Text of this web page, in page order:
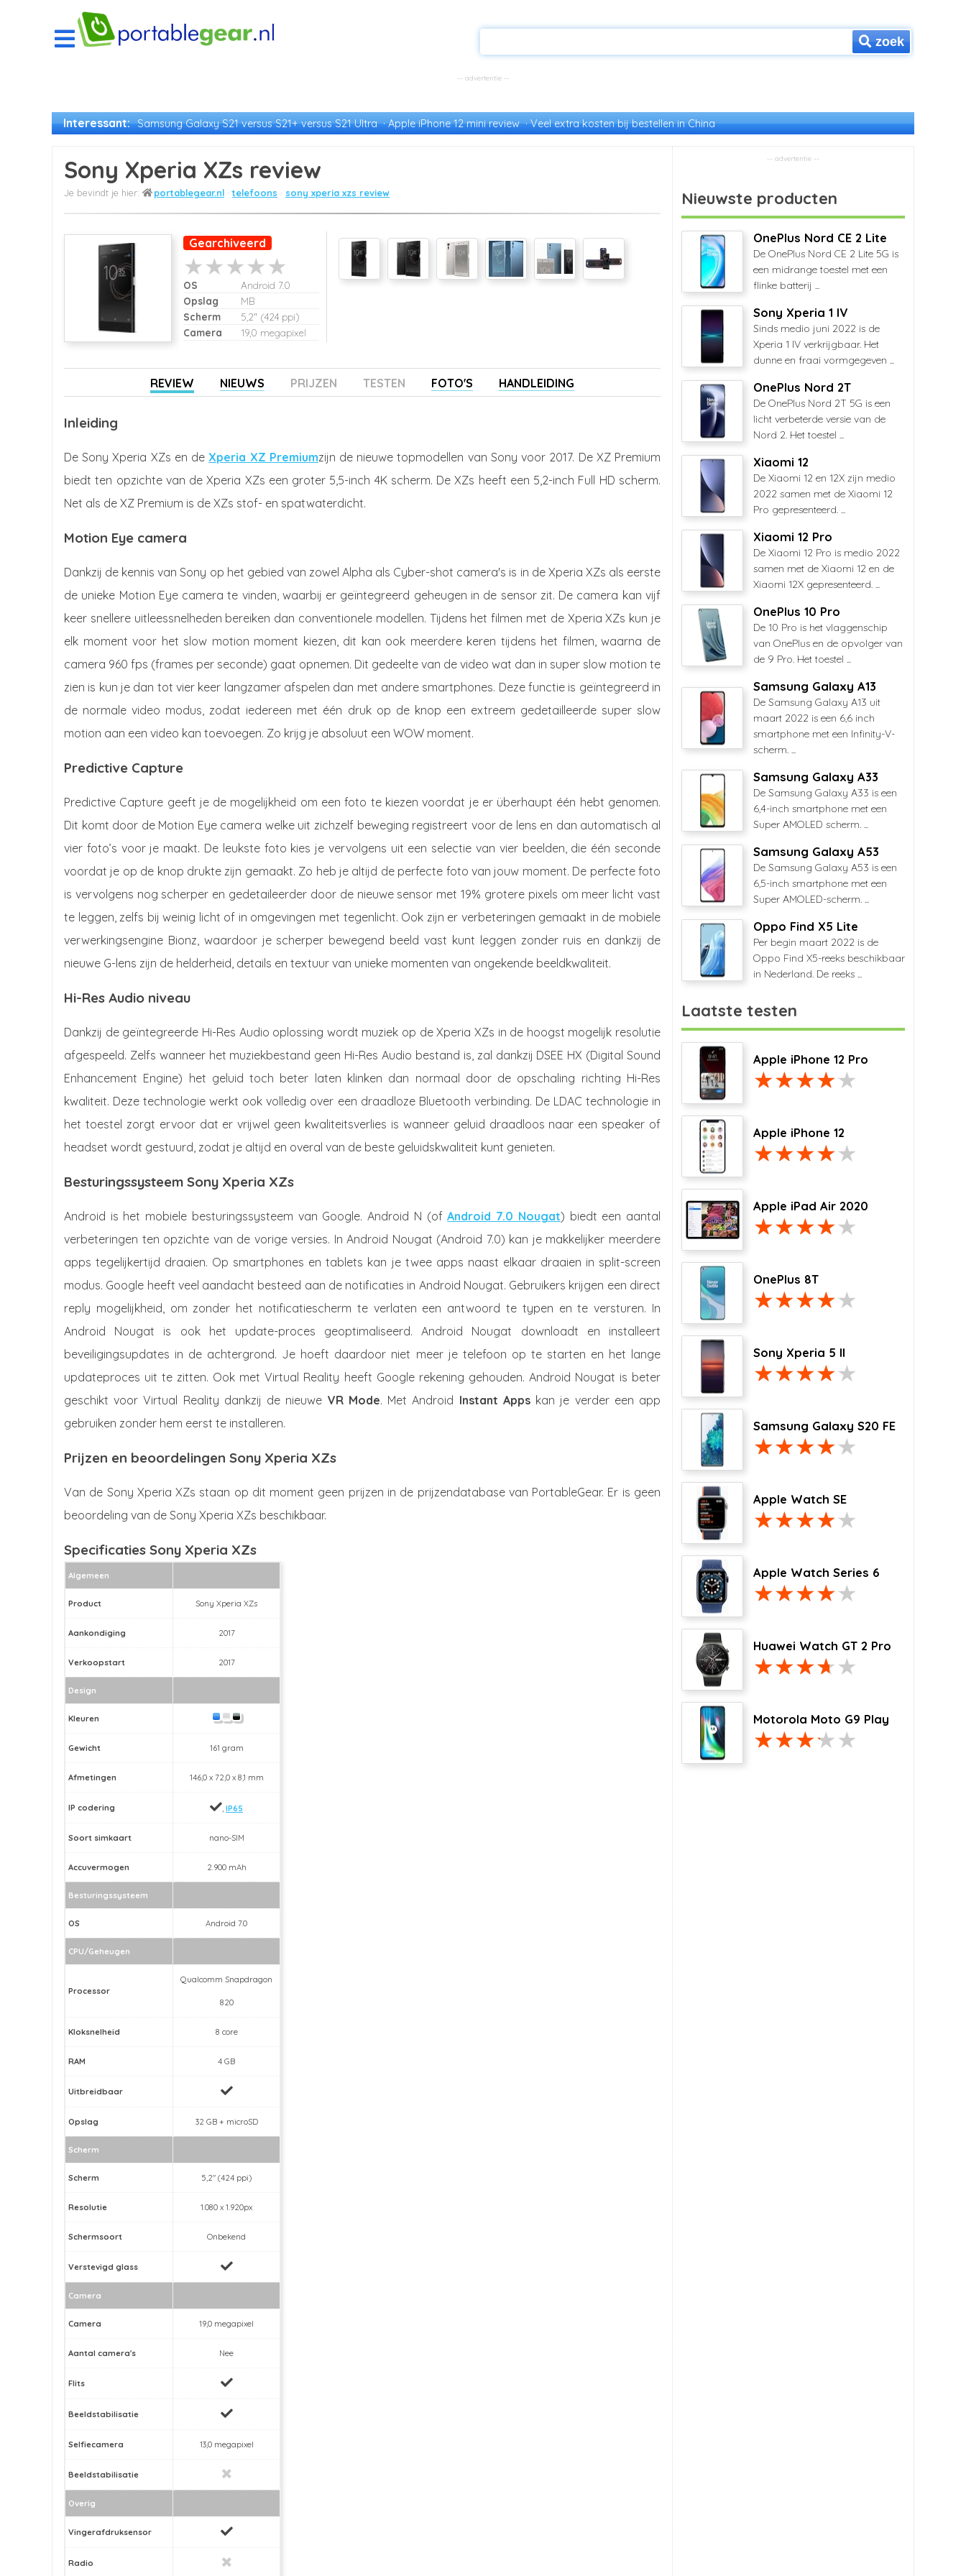
zoek
Interessant: Samsung Galaxy S21 versus S21+ versus S21 Ultra Apple iPhone 12 mini review Veel extra kosten bij bestellen in China
Sony Xperia XZs review
portablegear.nl telefoons sony xperia xzs review
Gearchiveerd
OS
Android 7.0
Opslag
MB
Scherm
5,2" (424 ppi)
Camera
19,0 megapixel
REVIEW NIEUWS PRIJZEN TESTEN FOTO'S HANDLEIDING
Inleiding
De Sony Xperia XZs en de Xperia XZ Premiumzijn de nieuwe topmodellen van Sony voor 2017. De XZ Premium
biedt ten opzichte van de Xperia XZs een groter 5,5-inch 4K scherm. De XZs heeft een 5,2-inch Full HD scherm.
Net als de XZ Premium is de XZs stof- en spatwaterdicht.
Motion Eye camera
Dankzij de kennis van Sony op het gebied van zowel Alpha als Cyber-shot camera's is in de Xperia XZs als eerste
de unieke Motion Eye camera te vinden, waarbij er geïntegreerd geheugen in de sensor zit. De camera kan vijf
keer snellere uitleessnelheden bereiken dan conventionele modellen. Tijdens het filmen met de Xperia XZs kun je
elk moment voor het slow motion moment kiezen, dit kan ook meerdere keren tijdens het filmen, waarna de
camera 960 fps (frames per seconde) gaat opnemen. Dit gedeelte van de video wat dan in super slow motion te
zien is kun je dan tot vier keer langzamer afspelen dan met andere smartphones. Deze functie is geïntegreerd in
de normale video modus, zodat iedereen met één druk op de knop een extreem gedetailleerde super slow
motion aan een video kan toevoegen. Zo krijg je absoluut een WOW moment.
Predictive Capture
Predictive Capture geeft je de mogelijkheid om een foto te kiezen voordat je er überhaupt één hebt genomen.
Dit komt door de Motion Eye camera welke uit zichzelf beweging registreert voor de lens en dan automatisch al
vier foto’s voor je maakt. De leukste foto kies je vervolgens uit een selectie van vier beelden, die één seconde
voordat je op de knop drukte zijn gemaakt. Zo heb je altijd de perfecte foto van jouw moment. De perfecte foto
is vervolgens nog scherper en gedetaileerder door de nieuwe sensor met 19% grotere pixels om meer licht vast
te leggen, zelfs bij weinig licht of in omgevingen met tegenlicht. Ook zijn er verbeteringen gemaakt in de mobiele
verwerkingsengine Bionz, waardoor je scherper bewegend beeld vast kunt leggen zonder ruis en dankzij de
nieuwe G-lens zijn de helderheid, details en textuur van unieke momenten van ongekende beeldkwaliteit.
Hi-Res Audio niveau
Dankzij de geïntegreerde Hi-Res Audio oplossing wordt muziek op de Xperia XZs in de hoogst mogelijk resolutie
afgespeeld. Zelfs wanneer het muziekbestand geen Hi-Res Audio bestand is, zal dankzij DSEE HX (Digital Sound
Enhancement Engine) het geluid toch beter laten klinken dan normaal door de opschaling richting Hi-Res
kwaliteit. Deze technologie werkt ook volledig over een draadloze Bluetooth verbinding. De LDAC technologie in
het toestel zorgt ervoor dat er vrijwel geen kwaliteitsverlies is wanneer geluid draadloos naar een speaker of
headset wordt gestuurd, zodat je altijd en overal van de beste geluidskwaliteit kunt genieten.
Besturingssysteem Sony Xperia XZs
Android is het mobiele besturingssysteem van Google. Android N (ofAndroid 7.0 Nougat) biedt een aantal
verbeteringen ten opzichte van de vorige versies. In Android Nougat (Android 7.0) kan je makkelijker meerdere
apps tegelijkertijd draaien. Op smartphones en tablets kan je twee apps naast elkaar draaien in split-screen
modus. Google heeft veel aandacht besteed aan de notificaties in Android Nougat. Gebruikers krijgen een direct
reply mogelijkheid, om zonder het notificatiescherm te verlaten een antwoord te typen en te versturen. In
Android Nougat is ook het update-proces geoptimaliseerd. Android Nougat downloadt en installeert
beveiligingsupdates in de achtergrond. Je hoeft daardoor niet meer je telefoon op te starten en het lange
updateproces uit te zitten. Ook met Virtual Reality heeft Google rekening gehouden. Android Nougat is beter
geschikt voor Virtual Reality dankzij de nieuwe VR Mode. Met Android Instant Appskan je verder een app
gebruiken zonder hem eerst te installeren.
Prijzen en beoordelingen Sony Xperia XZs
Van de Sony Xperia XZs staan op dit moment geen prijzen in de prijzendatabase van PortableGear. Er is geen
beoordeling van de Sony Xperia XZs beschikbaar.
Specificaties Sony Xperia XZs
Algemeen
Product Sony Xperia XZs
Aankondiging 2017
Verkoopstart 2017
Design
Kleuren
Gewicht 161 gram
Afmetingen 146,0 x 72,0 x 8,1 mm
IP codering IP65
Soort simkaart nano-SIM
Accuvermogen 2.900 mAh
Besturingssysteem
OS Android 7.0
CPU/Geheugen
Processor
Qualcomm Snapdragon
820
Kloksnelheid 8 core
RAM 4 GB
Uitbreidbaar
Opslag 32 GB + microSD
Scherm
Scherm 5,2" (424 ppi)
Resolutie 1.080 x 1.920px
Schermsoort Onbekend
Verstevigd glass
Camera
Camera 19,0 megapixel
Aantal camera's Nee
Flits
Beeldstabilisatie
Selfiecamera 13,0 megapixel
Beeldstabilisatie
Overig
Vingerafdruksensor
Radio
Nieuwste producten
OnePlus Nord CE 2 Lite
De OnePlus Nord CE 2 Lite 5G is
een midrange toestel met een
flinke batterij ...
Sony Xperia 1 IV
Sinds medio juni 2022 is de
Xperia 1 IV verkrijgbaar. Het
dunne en fraai vormgegeven ...
OnePlus Nord 2T
De OnePlus Nord 2T 5G is een
licht verbeterde versie van de
Nord 2. Het toestel ...
Xiaomi 12
De Xiaomi 12 en 12X zijn medio
2022 samen met de Xiaomi 12
Pro gepresenteerd. ...
Xiaomi 12 Pro
De Xiaomi 12 Pro is medio 2022
samen met de Xiaomi 12 en de
Xiaomi 12X gepresenteerd. ...
OnePlus 10 Pro
De 10 Pro is het vlaggenschip
van OnePlus en de opvolger van
de 9 Pro. Het toestel ...
Samsung Galaxy A13
De Samsung Galaxy A13 uit
maart 2022 is een 6,6 inch
smartphone met een Infinity-V-
scherm. ...
Samsung Galaxy A33
De Samsung Galaxy A33 is een
6,4-inch smartphone met een
Super AMOLED scherm. ...
Samsung Galaxy A53
De Samsung Galaxy A53 is een
6,5-inch smartphone met een
Super AMOLED-scherm. ...
Oppo Find X5 Lite
Per begin maart 2022 is de
Oppo Find X5-reeks beschikbaar
in Nederland. De reeks ...
Laatste testen
Apple iPhone 12 Pro
Apple iPhone 12
Apple iPad Air 2020
OnePlus 8T
Sony Xperia 5 II
Samsung Galaxy S20 FE
Apple Watch SE
Apple Watch Series 6
Huawei Watch GT 2 Pro
Motorola Moto G9 Play